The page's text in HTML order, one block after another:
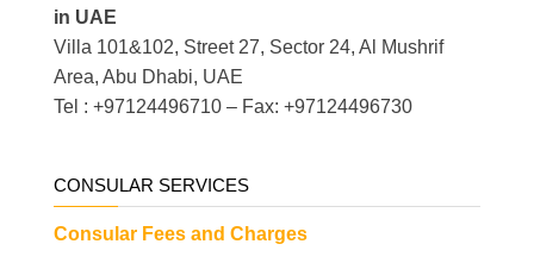
in UAE
Villa 101&102, Street 27, Sector 24, Al Mushrif
Area, Abu Dhabi, UAE
Tel : +97124496710 – Fax: +97124496730
CONSULAR SERVICES
Consular Fees and Charges